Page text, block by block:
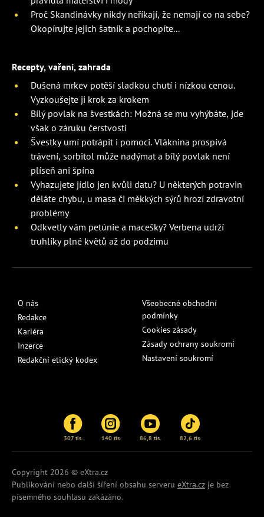
Proč Skandinávky nikdy neříkají, že nemají co na sebe?
Okopírujte jejich šatník a pochopíte...
Recepty, vaření, zahrada
Dušená mrkev potěší sladkou chutí i nízkou cenou.
Vyzkoušejte ji krok za krokem
Bílý povlak na švestkách: Možná se mu vyhýbáte, jde
však o záruku čerstvosti
Švestky umí potrápit i pomoci. Vláknina prospívá
trávení, sorbitol může nadýmat a bílý povlak není
plíseň ani špína
Vyhazujete jídlo jen kvůli datu? U některých potravin
děláte chybu, u masa či měkkých sýrů hrozí zdravotní
problémy
Odkvetly vám petúnie a macešky? Verbena udrží
truhlíky plné květů až do podzimu
O nás
Redakce
Kariéra
Inzerce
Redakční etický kodex
Všeobecné obchodní
podmínky
Cookies zásady
Zásady ochrany soukromí
Nastavení soukromí
307 tis. 140 tis. 86,8 tis. 82,6 tis.
Copyright 2026 © eXtra.cz
Publikování nebo další šíření obsahu serveru eXtra.cz je bez
písemného souhlasu zakázáno.